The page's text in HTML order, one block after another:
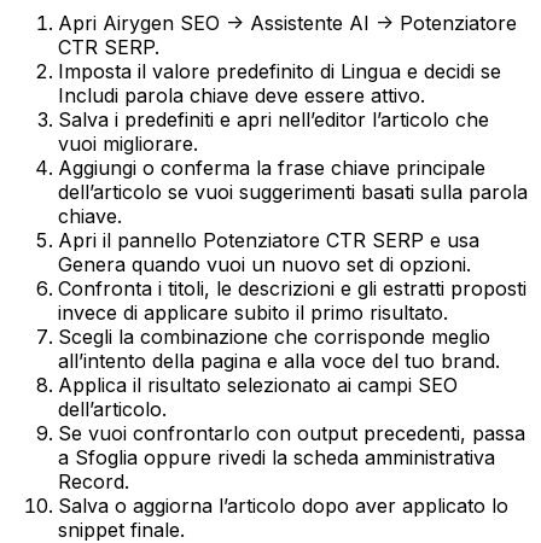
Apri Airygen SEO -> Assistente AI -> Potenziatore
CTR SERP.
Imposta il valore predefinito di Lingua e decidi se
Includi parola chiave deve essere attivo.
Salva i predefiniti e apri nell’editor l’articolo che
vuoi migliorare.
Aggiungi o conferma la frase chiave principale
dell’articolo se vuoi suggerimenti basati sulla parola
chiave.
Apri il pannello Potenziatore CTR SERP e usa
Genera quando vuoi un nuovo set di opzioni.
Confronta i titoli, le descrizioni e gli estratti proposti
invece di applicare subito il primo risultato.
Scegli la combinazione che corrisponde meglio
all’intento della pagina e alla voce del tuo brand.
Applica il risultato selezionato ai campi SEO
dell’articolo.
Se vuoi confrontarlo con output precedenti, passa
a Sfoglia oppure rivedi la scheda amministrativa
Record.
Salva o aggiorna l’articolo dopo aver applicato lo
snippet finale.